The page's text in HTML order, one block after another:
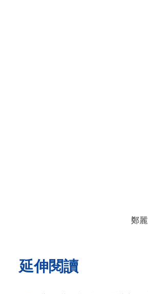
鄭
延伸閱讀